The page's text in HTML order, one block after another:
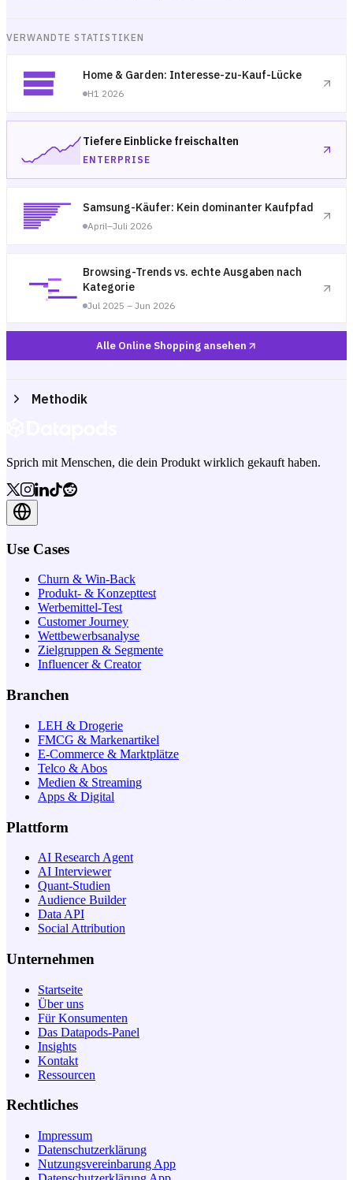
VERWANDTE STATISTIKEN
Home & Garden: Interesse-zu-Kauf-Lücke
H1 2026
Tiefere Einblicke freischalten
ENTERPRISE
Samsung-Käufer: Kein dominanter Kaufpfad
April–Juli 2026
Browsing-Trends vs. echte Ausgaben nach
Kategorie
Jul 2025 – Jun 2026
Alle Online Shopping ansehen
Methodik
Sprich mit Menschen, die dein Produkt wirklich gekauft haben.
Use Cases
Churn & Win-Back
Produkt- & Konzepttest
Werbemittel-Test
Customer Journey
Wettbewerbsanalyse
Zielgruppen & Segmente
Influencer & Creator
Branchen
LEH & Drogerie
FMCG & Markenartikel
E-Commerce & Marktplätze
Telco & Abos
Medien & Streaming
Apps & Digital
Plattform
AI Research Agent
AI Interviewer
Quant-Studien
Audience Builder
Data API
Social Attribution
Unternehmen
Startseite
Über uns
Für Konsumenten
Das Datapods-Panel
Insights
Kontakt
Ressourcen
Rechtliches
Impressum
Datenschutzerklärung
Nutzungsvereinbarung App